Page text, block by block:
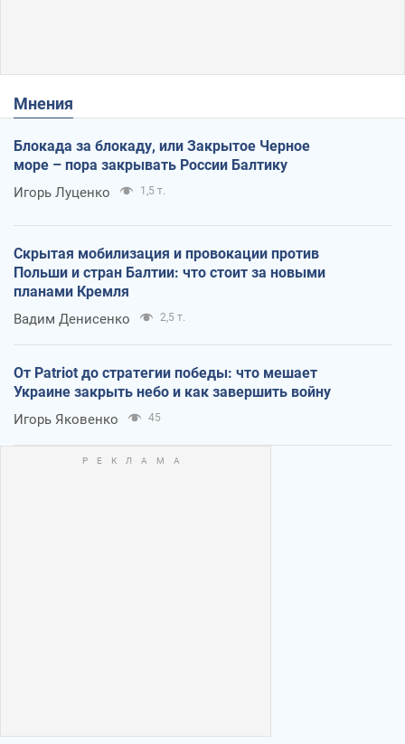
Мнения
Блокада за блокаду, или Закрытое Черное
море – пора закрывать России Балтику
Игорь Луценко 1,5 т.
Скрытая мобилизация и провокации против
Польши и стран Балтии: что стоит за новыми
планами Кремля
Вадим Денисенко 2,5 т.
От Patriot до стратегии победы: что мешает
Украине закрыть небо и как завершить войну
Игорь Яковенко 45